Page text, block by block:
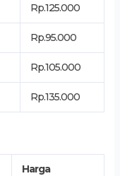
Rp.125.000
Rp.95.000
Rp.105.000
Rp.135.000
Harga